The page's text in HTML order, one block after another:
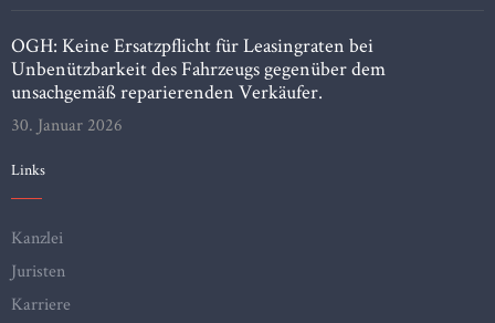
OGH: Keine Ersatzpflicht für Leasingraten bei
Unbenützbarkeit des Fahrzeugs gegenüber dem
unsachgemäß reparierenden Verkäufer.
30. Januar 2026
Links
Kanzlei
Juristen
Karriere